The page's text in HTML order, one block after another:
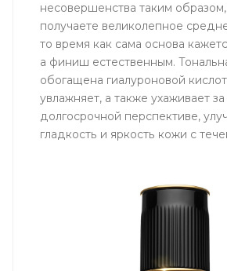
несовершенства таким
получаете великолепное
то время как сама основа
а финиш естественным.
обогащена гиалуроновой
увлажняет, а также ухаживает
долгосрочной перспективе,
гладкость и яркость кожи с